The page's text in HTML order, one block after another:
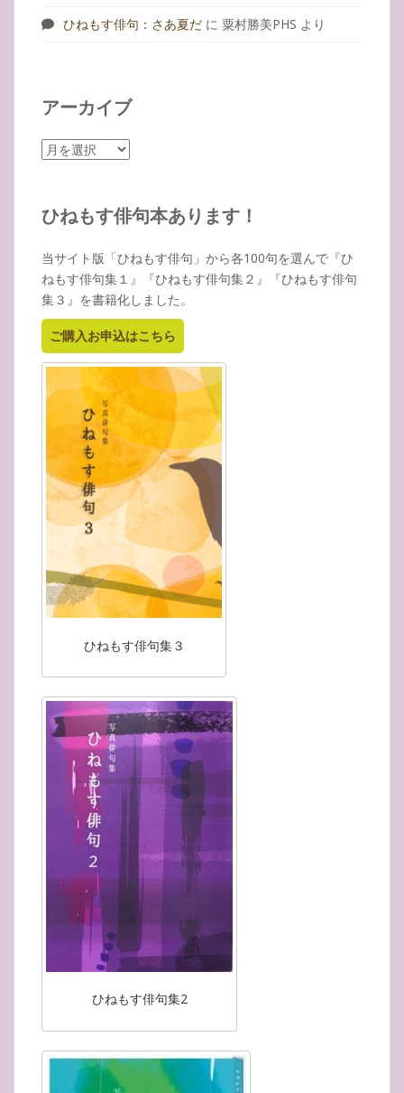
ひねもす俳句：さあ夏だ に 粟村勝美PHS より
アーカイブ
ア
イ
ひねもす俳句本あります！
当サイト版「ひねもす俳句」から各100句を選んで『ひ
ねもす俳句集１』『ひねもす俳句集２』『ひねもす俳句
集３』を書籍化しました。
ご購入お申込はこちら
ひねもす俳句集３
ひねもす俳句集2